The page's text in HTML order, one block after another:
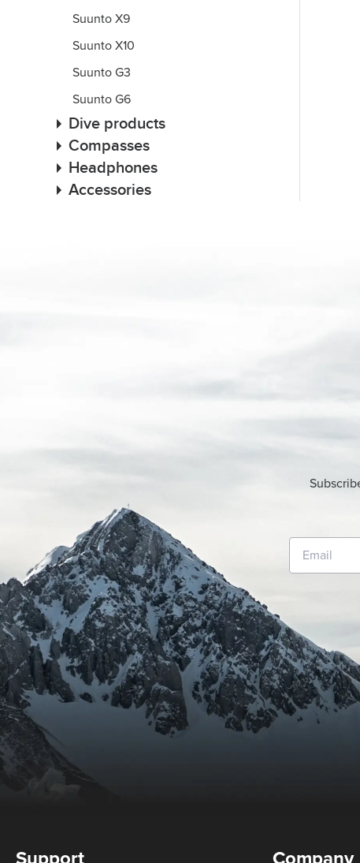
Suunto X9
Suunto X10
Suunto G3
Suunto G6
Dive products
Compasses
Headphones
Accessories
Support Company